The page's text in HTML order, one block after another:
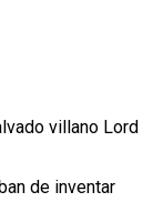
villano Lord
de inventar